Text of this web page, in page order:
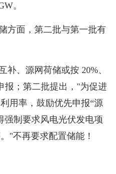
1
。
方面，第二批与第一批有
补、源网荷储或按 20%、
报；第二批提出，"为促进
用率，鼓励优先申报“源
强制要求风电光伏发电项
"不再要求配置储能！